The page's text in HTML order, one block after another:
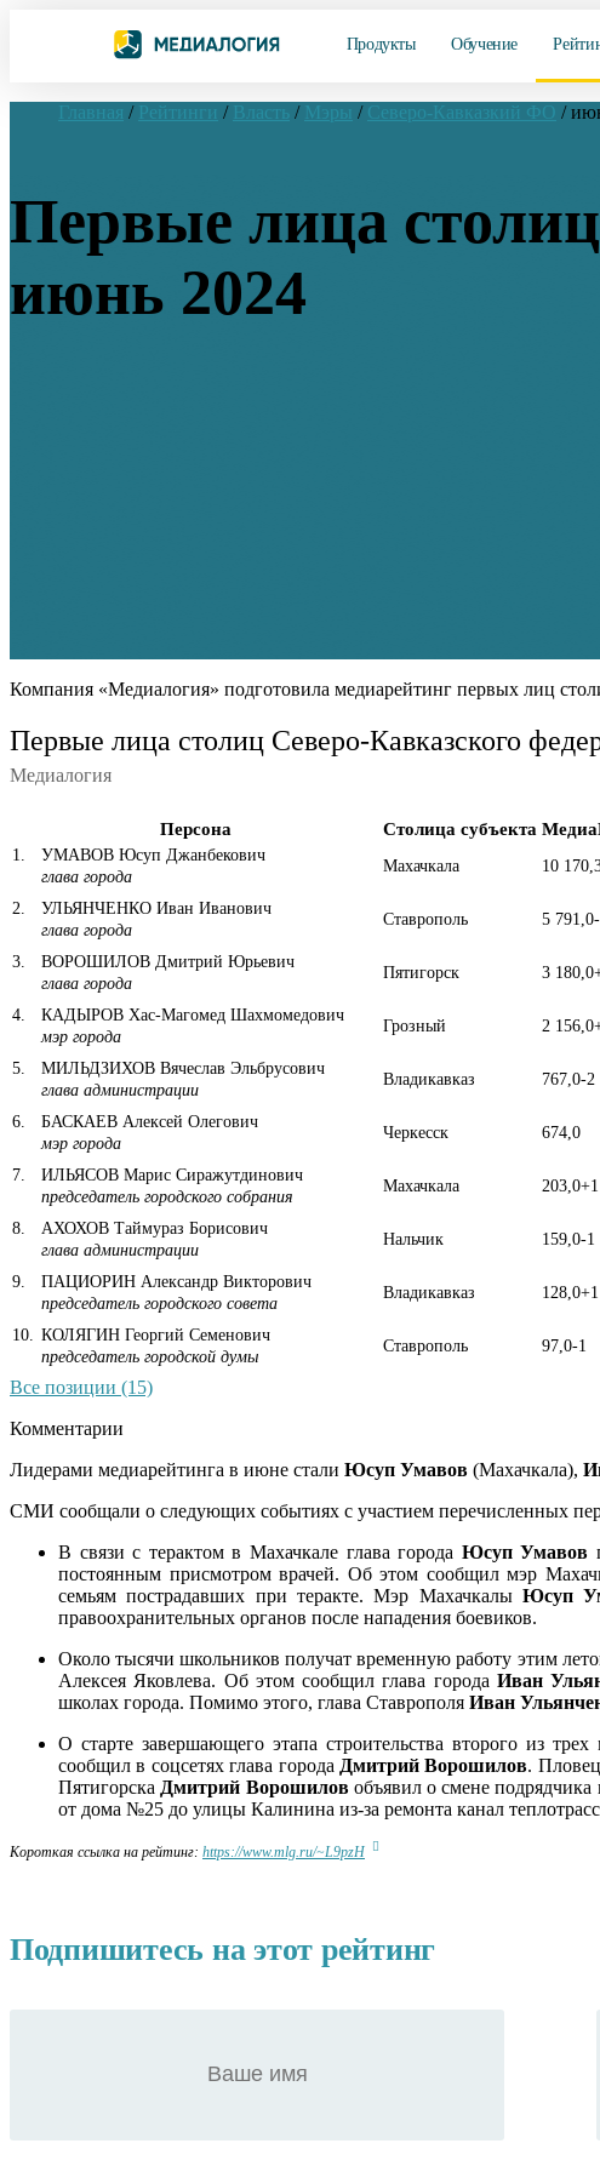
Продукты Обучение
Главная / Рейтинги / Власть / Мэры / Северо-Кавказкий ФО /
Первые лица
июнь 2024
Компания «Медиалогия» подготовила медиарейтинг первых лиц
Первые лица столиц Северо-Кавказского
Медиалогия
Персона Столица субъекта
1
УМАВОВ Юсуп Джанбекович
глава города
Махачкала 10
2
УЛЬЯНЧЕНКО Иван Иванович
глава города
Ставрополь 5 791,0
3
ВОРОШИЛОВ Дмитрий Юрьевич
глава города
Пятигорск 3 180,0
4
КАДЫРОВ Хас-Магомед Шахмомедович
мэр города
Грозный 2 156,0
5
МИЛЬДЗИХОВ Вячеслав Эльбрусович
глава администрации
Владикавказ 767,0-2
6
БАСКАЕВ Алексей Олегович
мэр города
Черкесск 674,0
7
ИЛЬЯСОВ Марис Сиражутдинович
председатель городского собрания
Махачкала 203,0+1
8
АХОХОВ Таймураз Борисович
глава администрации
Нальчик 159,0-1
9
ПАЦИОРИН Александр Викторович
председатель городского совета
Владикавказ 128,0+1
10
КОЛЯГИН Георгий Семенович
председатель городской думы
Ставрополь 97,0-1
Все позиции (15)
Комментарии
Лидерами медиарейтинга в июне стали Юсуп Умавов (Махачкала),
СМИ сообщали о следующих событиях с участием перечисленных
В связи с терактом в Махачкале глава города Юсуп Умавов
постоянным присмотром врачей. Об этом сообщил мэр
семьям пострадавших при теракте. Мэр МахачкалыЮсуп
правоохранительных органов после нападения боевиков.
Около тысячи школьников получат временную работу этим
Алексея Яковлева. Об этом сообщил глава города Иван
школах города. Помимо этого, глава Ставрополя Иван
О старте завершающего этапа строительства второго из
сообщил в соцсетях глава города Дмитрий Ворошилов.
Пятигорска Дмитрий Ворошиловобъявил о смене подрядчика
от дома №25 до улицы Калинина из-за ремонта канал
Короткая ссылка на рейтинг: https://www.mlg.ru/~L9pzH
Подпишитесь на этот рейтинг